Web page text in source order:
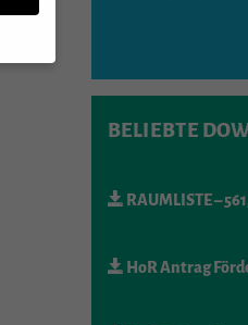
BELIEBTE
RAUMLISTE–
HoR Antrag